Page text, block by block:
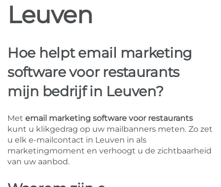
Leuven
Hoe helpt email marketing
software voor restaurants
mijn bedrijf in Leuven?
Met email marketing software voor restaurants
kunt u klikgedrag op uw mailbanners meten. Zo zet
u elk e-mailcontact in Leuven in als
marketingmoment en verhoogt u de zichtbaarheid
van uw aanbod.